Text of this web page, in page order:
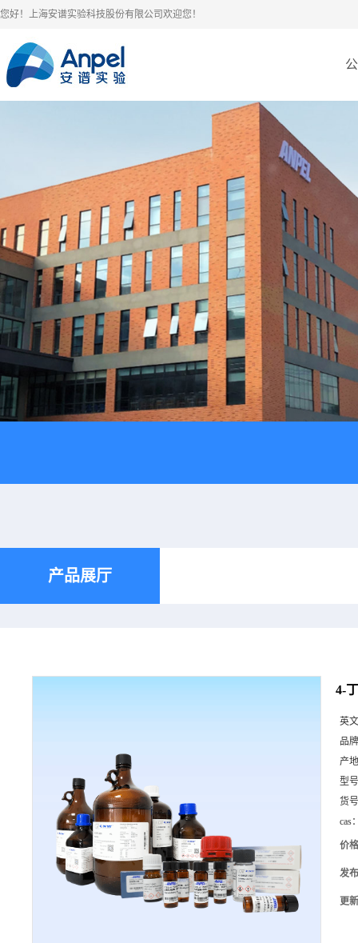
您好！上海安谱实验科技股份有限公司欢迎您！
产品展厅
4-
英
品
产
型
货
cas
价
发
更